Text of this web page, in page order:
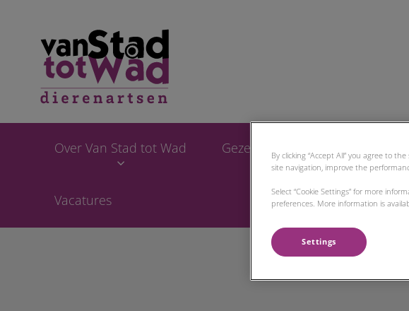
Over Van Stad tot Wad Gezelschapsdieren
Vacatures
By clicking “Accept All” you agree to
site navigation, improve the
Select “Cookie Settings” for more
preferences. More information is
Settings